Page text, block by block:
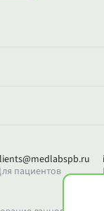
пациентов